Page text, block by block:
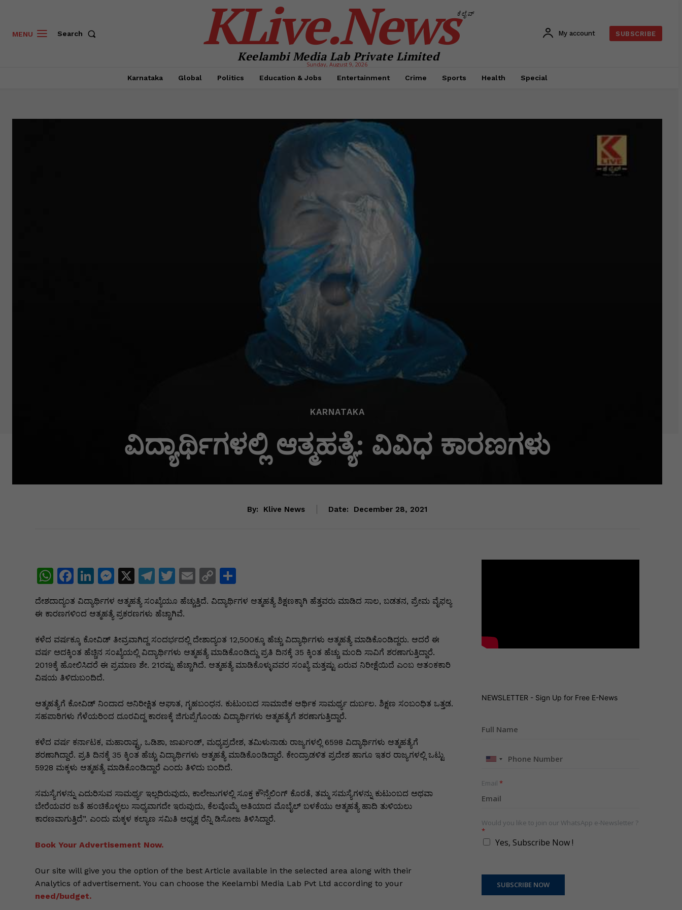
MENU Search KLive.Newsಕೆಲೈವ್
Keelambi Media Lab Private Limited
Sunday, August 9, 2026
My account SUBSCRIBE
Karnataka Global Politics Education & Jobs Entertainment Crime Sports Health Special
KARNATAKA
ವಿದ್ಯಾರ್ಥಿಗಳಲ್ಲಿ ಆತ್ಮಹತ್ಯೆ: ವಿವಿಧ ಕಾರಣಗಳು
By: Klive News Date: December 28, 2021
W
h
at
A
p
p
F
a
c
b
o
o
Li
k
e
dI
n
M
s
s
e
n
g
X
T
el
e
gr
a
m
T
w
itt
E
m
ai
C
p
Li
n
k
S
h
ar
ದೇಶದಾದ್ಯಂತ ವಿದ್ಯಾರ್ಥಿಗಳ ಆತ್ಮಹತ್ಯೆ ಸಂಖ್ಯೆಯೂ ಹೆಚ್ಚುತ್ತಿದೆ. ವಿದ್ಯಾರ್ಥಿಗಳ ಆತ್ಮಹತ್ಯೆ ಶಿಕ್ಷಣಕ್ಕಾಗಿ ಹೆತ್ತವರು ಮಾಡಿದ ಸಾಲ, ಬಡತನ, ಪ್ರೇಮ ವೈಫಲ್ಯ
ಈ ಕಾರಣಗಳಿಂದ ಆತ್ಮಹತ್ಯೆ ಪ್ರಕರಣಗಳು ಹೆಚ್ಚಾಗಿವೆ.
ಕಳೆದ ವರ್ಷಕ್ಕೂ ಕೋವಿಡ್ ತೀವ್ರವಾಗಿದ್ದ ಸಂದರ್ಭದಲ್ಲಿ ದೇಶಾದ್ಯಂತ 12,500ಕ್ಕೂ ಹೆಚ್ಚು ವಿದ್ಯಾರ್ಥಿಗಳು ಆತ್ಮಹತ್ಯೆ ಮಾಡಿಕೊಂಡಿದ್ದರು. ಆದರೆ ಈ
ವರ್ಷ ಅದಕ್ಕಿಂತ ಹೆಚ್ಚಿನ ಸಂಖ್ಯೆಯಲ್ಲಿ ವಿದ್ಯಾರ್ಥಿಗಳು ಆತ್ಮಹತ್ಯೆ ಮಾಡಿಕೊಂಡಿದ್ದು ಪ್ರತಿ ದಿನಕ್ಕೆ 35 ಕ್ಕಿಂತ ಹೆಚ್ಚು ಮಂದಿ ಸಾವಿಗೆ ಶರಣಾಗುತ್ತಿದ್ದಾರೆ.
2019ಕ್ಕೆ ಹೋಲಿಸಿದರೆ ಈ ಪ್ರಮಾಣ ಶೇ. 21ರಷ್ಟು ಹೆಚ್ಚಾಗಿದೆ. ಆತ್ಮಹತ್ಯೆ ಮಾಡಿಕೊಳ್ಳುವವರ ಸಂಖ್ಯೆ ಮತ್ತಷ್ಟು ಏರುವ ನಿರೀಕ್ಷೆಯಿದೆ ಎಂಬ ಆತಂಕಕಾರಿ
ವಿಷಯ ತಿಳಿದುಬಂದಿದೆ.
ಆತ್ಮಹತ್ಯೆಗೆ ಕೋವಿಡ್ ನಿಂದಾದ ಅನಿರೀಕ್ಷಿತ ಆಘಾತ, ಗೃಹಬಂಧನ. ಕುಟುಂಬದ ಸಾಮಾಜಿಕ ಆರ್ಥಿಕ ಸಾಮರ್ಥ್ಯ ದುರ್ಬಲ. ಶಿಕ್ಷಣ ಸಂಬಂಧಿತ ಒತ್ತಡ.
ಸಹಪಾಠಿಗಳು ಗೆಳೆಯರಿಂದ ದೂರವಿದ್ದ ಕಾರಣಕ್ಕೆ ಜಿಗುಪ್ಸೆಗೊಂಡು ವಿದ್ಯಾರ್ಥಿಗಳು ಆತ್ಮಹತ್ಯೆಗೆ ಶರಣಾಗುತ್ತಿದ್ದಾರೆ.
ಕಳೆದ ವರ್ಷ ಕರ್ನಾಟಕ, ಮಹಾರಾಷ್ಟ್ರ, ಒಡಿಶಾ, ಜಾರ್ಖಂಡ್, ಮಧ್ಯಪ್ರದೇಶ, ತಮಿಳುನಾಡು ರಾಜ್ಯಗಳಲ್ಲಿ 6598 ವಿದ್ಯಾರ್ಥಿಗಳು ಆತ್ಮಹತ್ಯೆಗೆ
ಶರಣಾಗಿದ್ದಾರೆ. ಪ್ರತಿ ದಿನಕ್ಕೆ 35 ಕ್ಕಿಂತ ಹೆಚ್ಚು ವಿದ್ಯಾರ್ಥಿಗಳು ಆತ್ಮಹತ್ಯೆ ಮಾಡಿಕೊಂಡಿದ್ದಾರೆ. ಕೇಂದ್ರಾಡಳಿತ ಪ್ರದೇಶ ಹಾಗೂ ಇತರ ರಾಜ್ಯಗಳಲ್ಲಿ ಒಟ್ಟು
5928 ಮಕ್ಕಳು ಆತ್ಮಹತ್ಯೆ ಮಾಡಿಕೊಂಡಿದ್ದಾರೆ ಎಂದು ತಿಳಿದು ಬಂದಿದೆ.
ಸಮಸ್ಯೆಗಳನ್ನು ಎದುರಿಸುವ ಸಾಮರ್ಥ್ಯ ಇಲ್ಲದಿರುವುದು, ಕಾಲೇಜುಗಳಲ್ಲಿ ಸೂಕ್ತ ಕೌನ್ಸೆಲಿಂಗ್ ಕೊರತೆ, ತಮ್ಮ ಸಮಸ್ಯೆಗಳನ್ನು ಕುಟುಂಬದ ಅಥವಾ
ಬೇರೆಯವರ ಜತೆ ಹಂಚಿಕೊಳ್ಳಲು ಸಾಧ್ಯವಾಗದೇ ಇರುವುದು, ಕೆಲವೊಮ್ಮೆ ಅತಿಯಾದ ಮೊಬೈಲ್ ಬಳಕೆಯು ಆತ್ಮಹತ್ಯೆ ಹಾದಿ ತುಳಿಯಲು
ಕಾರಣವಾಗುತ್ತಿದೆ”. ಎಂದು ಮಕ್ಕಳ ಕಲ್ಯಾಣ ಸಮಿತಿ ಅಧ್ಯಕ್ಷ ರೆನ್ನಿ ಡಿಸೋಜ ತಿಳಿಸಿದ್ದಾರೆ.
Book Your Advertisement Now.
Our site will give you the option of the best Article available in the selected area along with their
Analytics of advertisement. You can choose the Keelambi Media Lab Pvt Ltd according to your
need/budget.
NEWSLETTER - Sign Up for Free E-News
United
+1
Email *
Would you like to join our WhatsApp e-Newsletter ?
*
Yes, Subscribe Now !
SUBSCRIBE NOW